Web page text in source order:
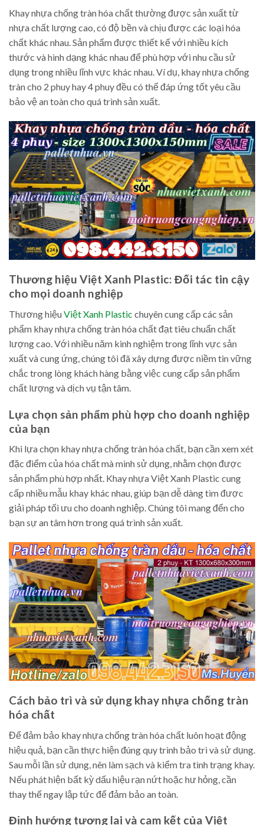
Khay nhựa chống tràn hóa chất thường được sản xuất từ
nhựa chất lượng cao, có độ bền và chịu được các loại hóa
chất khác nhau. Sản phẩm được thiết kế với nhiều kích
thước và hình dạng khác nhau để phù hợp với nhu cầu sử
dụng trong nhiều lĩnh vực khác nhau. Ví dụ, khay nhựa chống
tràn cho 2 phuy hay 4 phuy đều có thể đáp ứng tốt yêu cầu
bảo vệ an toàn cho quá trình sản xuất.
Thương hiệu Việt Xanh Plastic: Đối tác tin cậy
cho mọi doanh nghiệp
Thương hiệuViệt Xanh Plastic chuyên cung cấp các sản
phẩm khay nhựa chống tràn hóa chất đạt tiêu chuẩn chất
lượng cao. Với nhiều năm kinh nghiệm trong lĩnh vực sản
xuất và cung ứng, chúng tôi đã xây dựng được niềm tin vững
chắc trong lòng khách hàng bằng việc cung cấp sản phẩm
chất lượng và dịch vụ tận tâm.
Lựa chọn sản phẩm phù hợp cho doanh nghiệp
của bạn
Khi lựa chọn khay nhựa chống tràn hóa chất, bạn cần xem xét
đặc điểm của hóa chất mà mình sử dụng, nhằm chọn được
sản phẩm phù hợp nhất. Khay nhựa Việt Xanh Plastic cung
cấp nhiều mẫu khay khác nhau, giúp bạn dễ dàng tìm được
giải pháp tối ưu cho doanh nghiệp. Chúng tôi mang đến cho
bạn sự an tâm hơn trong quá trình sản xuất.
Cách bảo trì và sử dụng khay nhựa chống tràn
hóa chất
Để đảm bảo khay nhựa chống tràn hóa chất luôn hoạt động
hiệu quả, bạn cần thực hiện đúng quy trình bảo trì và sử dụng.
Sau mỗi lần sử dụng, nên làm sạch và kiểm tra tình trạng khay.
Nếu phát hiện bất kỳ dấu hiệu rạn nứt hoặc hư hỏng, cần
thay thế ngay lập tức để đảm bảo an toàn.
Định hướng tương lai và cam kết của Việt